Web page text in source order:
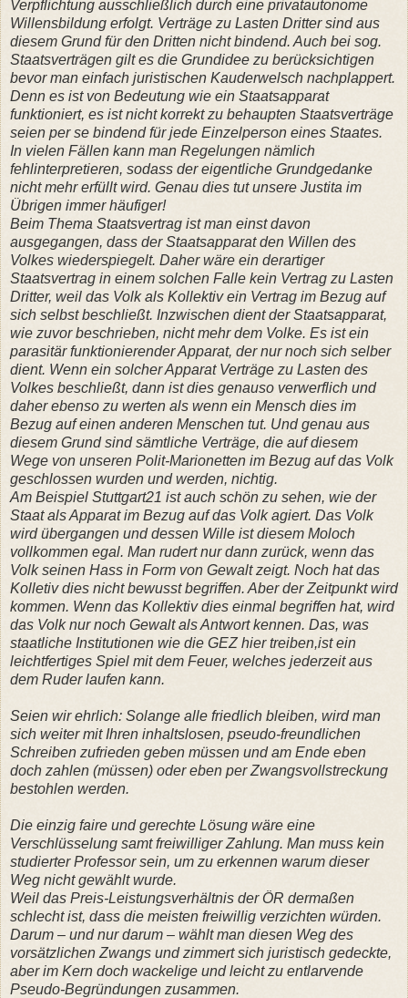
Verpflichtung ausschließlich durch eine privatautonome
Willensbildung erfolgt. Verträge zu Lasten Dritter sind aus
diesem Grund für den Dritten nicht bindend. Auch bei sog.
Staatsverträgen gilt es die Grundidee zu berücksichtigen
bevor man einfach juristischen Kauderwelsch nachplappert.
Denn es ist von Bedeutung wie ein Staatsapparat
funktioniert, es ist nicht korrekt zu behaupten Staatsverträge
seien per se bindend für jede Einzelperson eines Staates.
In vielen Fällen kann man Regelungen nämlich
fehlinterpretieren, sodass der eigentliche Grundgedanke
nicht mehr erfüllt wird. Genau dies tut unsere Justita im
Übrigen immer häufiger!
Beim Thema Staatsvertrag ist man einst davon
ausgegangen, dass der Staatsapparat den Willen des
Volkes wiederspiegelt. Daher wäre ein derartiger
Staatsvertrag in einem solchen Falle kein Vertrag zu Lasten
Dritter, weil das Volk als Kollektiv ein Vertrag im Bezug auf
sich selbst beschließt. Inzwischen dient der Staatsapparat,
wie zuvor beschrieben, nicht mehr dem Volke. Es ist ein
parasitär funktionierender Apparat, der nur noch sich selber
dient. Wenn ein solcher Apparat Verträge zu Lasten des
Volkes beschließt, dann ist dies genauso verwerflich und
daher ebenso zu werten als wenn ein Mensch dies im
Bezug auf einen anderen Menschen tut. Und genau aus
diesem Grund sind sämtliche Verträge, die auf diesem
Wege von unseren Polit-Marionetten im Bezug auf das Volk
geschlossen wurden und werden, nichtig.
Am Beispiel Stuttgart21 ist auch schön zu sehen, wie der
Staat als Apparat im Bezug auf das Volk agiert. Das Volk
wird übergangen und dessen Wille ist diesem Moloch
vollkommen egal. Man rudert nur dann zurück, wenn das
Volk seinen Hass in Form von Gewalt zeigt. Noch hat das
Kolletiv dies nicht bewusst begriffen. Aber der Zeitpunkt wird
kommen. Wenn das Kollektiv dies einmal begriffen hat, wird
das Volk nur noch Gewalt als Antwort kennen. Das, was
staatliche Institutionen wie die GEZ hier treiben,ist ein
leichtfertiges Spiel mit dem Feuer, welches jederzeit aus
dem Ruder laufen kann.
Seien wir ehrlich: Solange alle friedlich bleiben, wird man
sich weiter mit Ihren inhaltslosen, pseudo-freundlichen
Schreiben zufrieden geben müssen und am Ende eben
doch zahlen (müssen) oder eben per Zwangsvollstreckung
bestohlen werden.
Die einzig faire und gerechte Lösung wäre eine
Verschlüsselung samt freiwilliger Zahlung. Man muss kein
studierter Professor sein, um zu erkennen warum dieser
Weg nicht gewählt wurde.
Weil das Preis-Leistungsverhältnis der ÖR dermaßen
schlecht ist, dass die meisten freiwillig verzichten würden.
Darum – und nur darum – wählt man diesen Weg des
vorsätzlichen Zwangs und zimmert sich juristisch gedeckte,
aber im Kern doch wackelige und leicht zu entlarvende
Pseudo-Begründungen zusammen.